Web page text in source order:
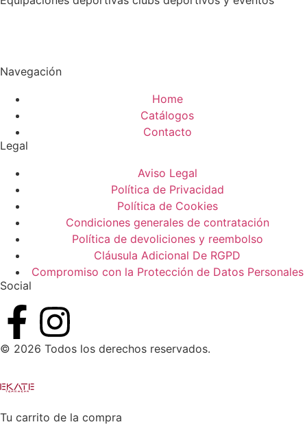
Navegación
Home
Catálogos
Contacto
Legal
Aviso Legal
Política de Privacidad
Política de Cookies
Condiciones generales de contratación
Política de devoliciones y reembolso
Cláusula Adicional De RGPD
Compromiso con la Protección de Datos Personales
Social
© 2026 Todos los derechos reservados.
Tu carrito de la compra